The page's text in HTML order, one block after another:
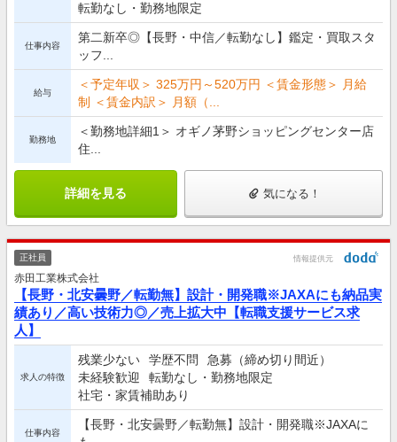
転勤なし・勤務地限定
仕事内容
第二新卒◎【長野・中信／転勤なし】鑑定・買取スタ
ッフ...
給与
＜予定年収＞ 325万円～520万円 ＜賃金形態＞ 月給
制 ＜賃金内訳＞ 月額（...
勤務地
＜勤務地詳細1＞ オギノ茅野ショッピングセンター店
住...
詳細を見る 気になる！
正社員 情報提供元
赤田工業株式会社
【長野・北安曇野／転勤無】設計・開発職※JAXAにも納品実
績あり／高い技術力◎／売上拡大中【転職支援サービス求
人】
求人の特徴
残業少ない 学歴不問
急募（締め切り間近）
未経験歓迎
転勤なし・勤務地限定
社宅・家賃補助あり
仕事内容
【長野・北安曇野／転勤無】設計・開発職※JAXAに